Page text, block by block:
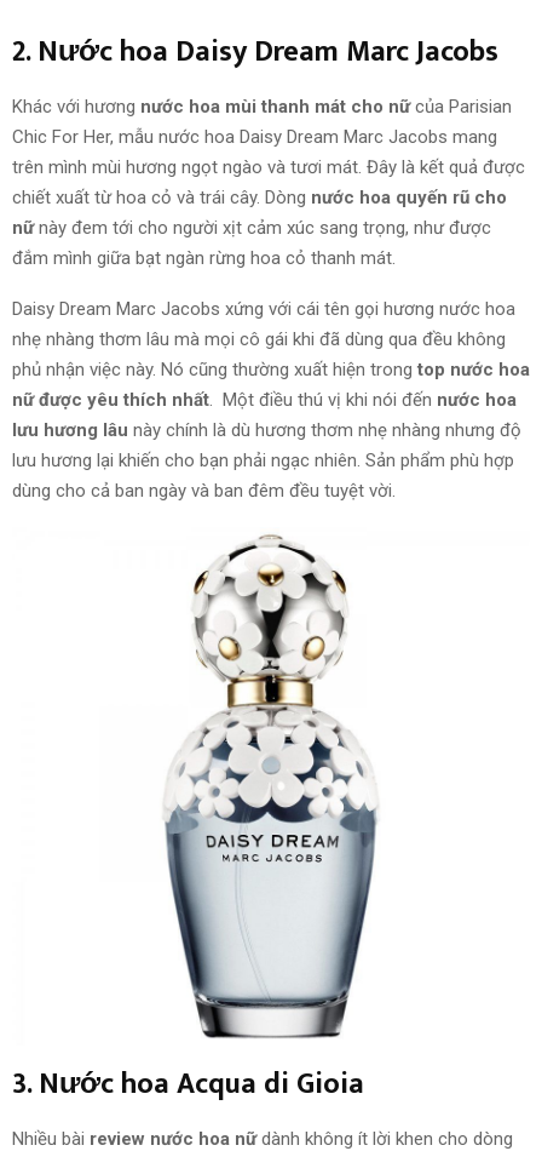
2. Nước hoa Daisy Dream Marc Jacobs
Khác với hương nước hoa mùi thanh mát cho nữcủa Parisian
Chic For Her, mẫu nước hoa Daisy Dream Marc Jacobs mang
trên mình mùi hương ngọt ngào và tươi mát. Đây là kết quả được
chiết xuất từ hoa cỏ và trái cây. Dòng nước hoa quyến rũ cho
nữnày đem tới cho người xịt cảm xúc sang trọng, như được
đắm mình giữa bạt ngàn rừng hoa cỏ thanh mát.
Daisy Dream Marc Jacobs xứng với cái tên gọi hương nước hoa
nhẹ nhàng thơm lâu mà mọi cô gái khi đã dùng qua đều không
phủ nhận việc này. Nó cũng thường xuất hiện trong top nước hoa
nữ được yêu thích nhất. Một điều thú vị khi nói đến nước hoa
lưu hương lâu này chính là dù hương thơm nhẹ nhàng nhưng độ
lưu hương lại khiến cho bạn phải ngạc nhiên. Sản phẩm phù hợp
dùng cho cả ban ngày và ban đêm đều tuyệt vời.
3. Nước hoa Acqua di Gioia
Nhiều bài review nước hoa nữdành không ít lời khen cho dòng